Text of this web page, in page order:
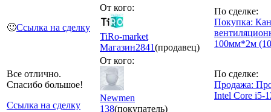
🙂Ссылка на сделку
От кого:
TiRo-market
Магазин2841(продавец)
По сделке:
Покупка:
100мм*2м
Все отлично.
Спасибо большое!
Ссылка на сделку
От кого:
Newmen
138(покупатель)
По сделке:
Продажа:
Intel Core i5-